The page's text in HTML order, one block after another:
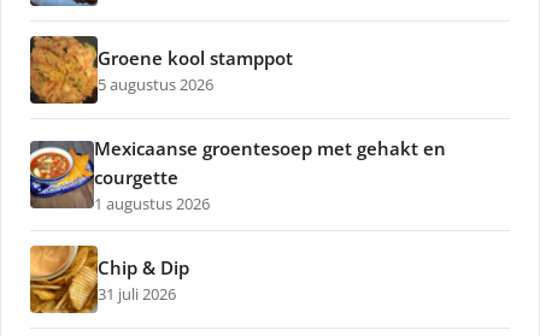
Groene kool stamppot
5 augustus 2026
Mexicaanse groentesoep met gehakt en
courgette
1 augustus 2026
Chip & Dip
31 juli 2026